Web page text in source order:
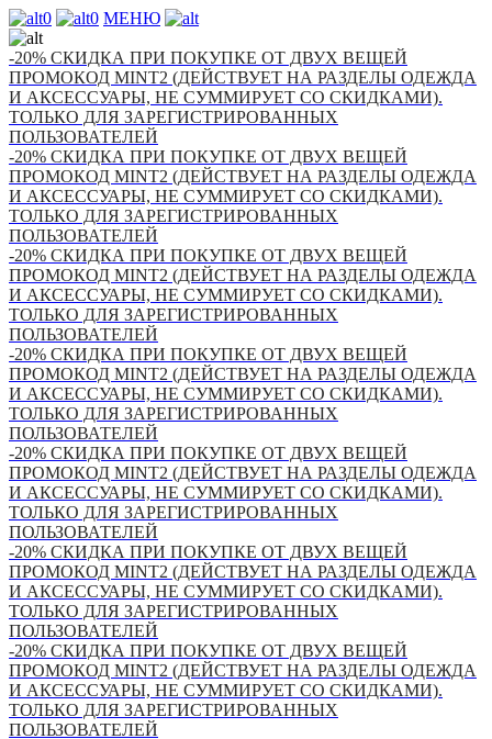
0 0 МЕНЮ
-20% СКИДКА ПРИ ПОКУПКЕ ОТ ДВУХ ВЕЩЕЙ
ПРОМОКОД MINT2 (ДЕЙСТВУЕТ НА РАЗДЕЛЫ ОДЕЖДА
И АКСЕССУАРЫ, НЕ СУММИРУЕТ СО СКИДКАМИ).
ТОЛЬКО ДЛЯ ЗАРЕГИСТРИРОВАННЫХ
ПОЛЬЗОВАТЕЛЕЙ
-20% СКИДКА ПРИ ПОКУПКЕ ОТ ДВУХ ВЕЩЕЙ
ПРОМОКОД MINT2 (ДЕЙСТВУЕТ НА РАЗДЕЛЫ ОДЕЖДА
И АКСЕССУАРЫ, НЕ СУММИРУЕТ СО СКИДКАМИ).
ТОЛЬКО ДЛЯ ЗАРЕГИСТРИРОВАННЫХ
ПОЛЬЗОВАТЕЛЕЙ
-20% СКИДКА ПРИ ПОКУПКЕ ОТ ДВУХ ВЕЩЕЙ
ПРОМОКОД MINT2 (ДЕЙСТВУЕТ НА РАЗДЕЛЫ ОДЕЖДА
И АКСЕССУАРЫ, НЕ СУММИРУЕТ СО СКИДКАМИ).
ТОЛЬКО ДЛЯ ЗАРЕГИСТРИРОВАННЫХ
ПОЛЬЗОВАТЕЛЕЙ
-20% СКИДКА ПРИ ПОКУПКЕ ОТ ДВУХ ВЕЩЕЙ
ПРОМОКОД MINT2 (ДЕЙСТВУЕТ НА РАЗДЕЛЫ ОДЕЖДА
И АКСЕССУАРЫ, НЕ СУММИРУЕТ СО СКИДКАМИ).
ТОЛЬКО ДЛЯ ЗАРЕГИСТРИРОВАННЫХ
ПОЛЬЗОВАТЕЛЕЙ
-20% СКИДКА ПРИ ПОКУПКЕ ОТ ДВУХ ВЕЩЕЙ
ПРОМОКОД MINT2 (ДЕЙСТВУЕТ НА РАЗДЕЛЫ ОДЕЖДА
И АКСЕССУАРЫ, НЕ СУММИРУЕТ СО СКИДКАМИ).
ТОЛЬКО ДЛЯ ЗАРЕГИСТРИРОВАННЫХ
ПОЛЬЗОВАТЕЛЕЙ
-20% СКИДКА ПРИ ПОКУПКЕ ОТ ДВУХ ВЕЩЕЙ
ПРОМОКОД MINT2 (ДЕЙСТВУЕТ НА РАЗДЕЛЫ ОДЕЖДА
И АКСЕССУАРЫ, НЕ СУММИРУЕТ СО СКИДКАМИ).
ТОЛЬКО ДЛЯ ЗАРЕГИСТРИРОВАННЫХ
ПОЛЬЗОВАТЕЛЕЙ
-20% СКИДКА ПРИ ПОКУПКЕ ОТ ДВУХ ВЕЩЕЙ
ПРОМОКОД MINT2 (ДЕЙСТВУЕТ НА РАЗДЕЛЫ ОДЕЖДА
И АКСЕССУАРЫ, НЕ СУММИРУЕТ СО СКИДКАМИ).
ТОЛЬКО ДЛЯ ЗАРЕГИСТРИРОВАННЫХ
ПОЛЬЗОВАТЕЛЕЙ